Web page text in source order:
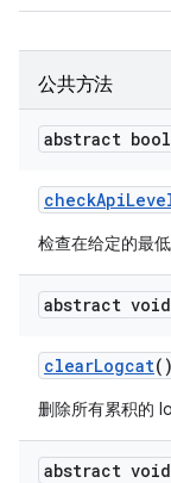
公共方法
abstract
checkApi
检查在给定的最
abstract void
clearLogcat()
删除所有累积的
abstract void